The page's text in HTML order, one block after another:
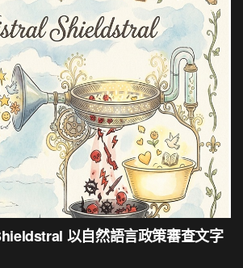
以自然語言政策審查文字